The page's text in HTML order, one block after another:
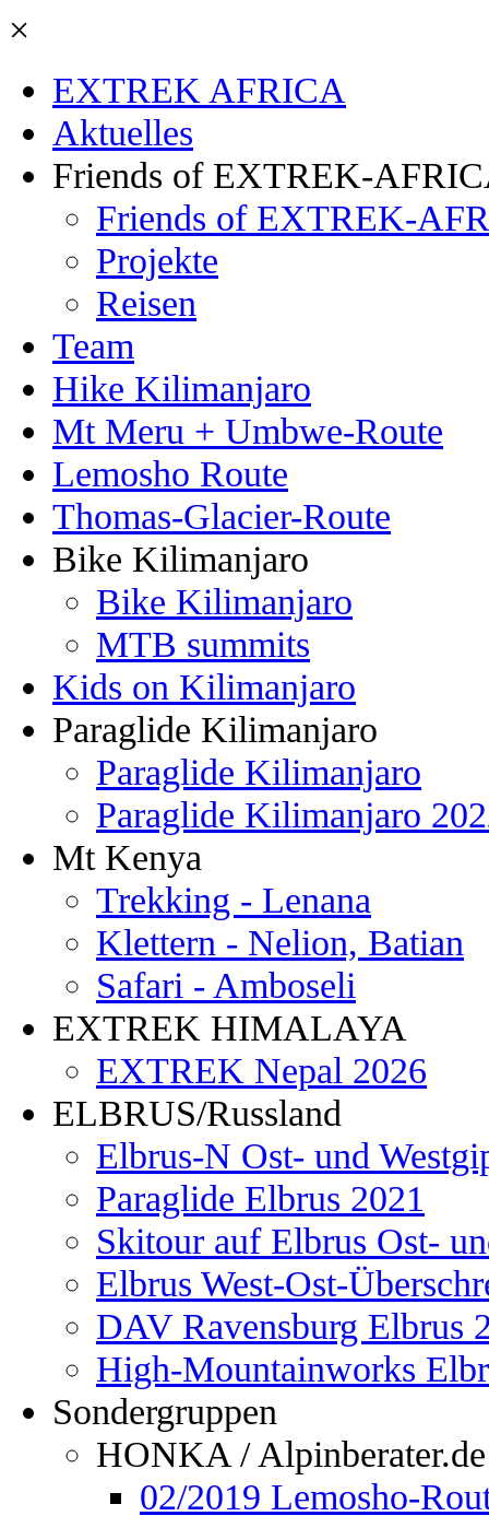
×
EXTREK AFRICA
Aktuelles
Friends of EXTREK-
Friends of EXTREK-
Projekte
Reisen
Team
Hike Kilimanjaro
Mt Meru + Umbwe-Route
Lemosho Route
Thomas-Glacier-Route
Bike Kilimanjaro
Bike Kilimanjaro
MTB summits
Kids on Kilimanjaro
Paraglide Kilimanjaro
Paraglide Kilimanjaro
Paraglide Kilimanjaro
Mt Kenya
Trekking - Lenana
Klettern - Nelion, Batian
Safari - Amboseli
EXTREK HIMALAYA
EXTREK Nepal 2026
ELBRUS/Russland
Elbrus-N Ost- und
Paraglide Elbrus 2021
Skitour auf Elbrus Ost-
Elbrus West-Ost-
DAV Ravensburg Elbrus
High-Mountainworks
Sondergruppen
HONKA / Alpinberater.de
02/2019 Lemosho-